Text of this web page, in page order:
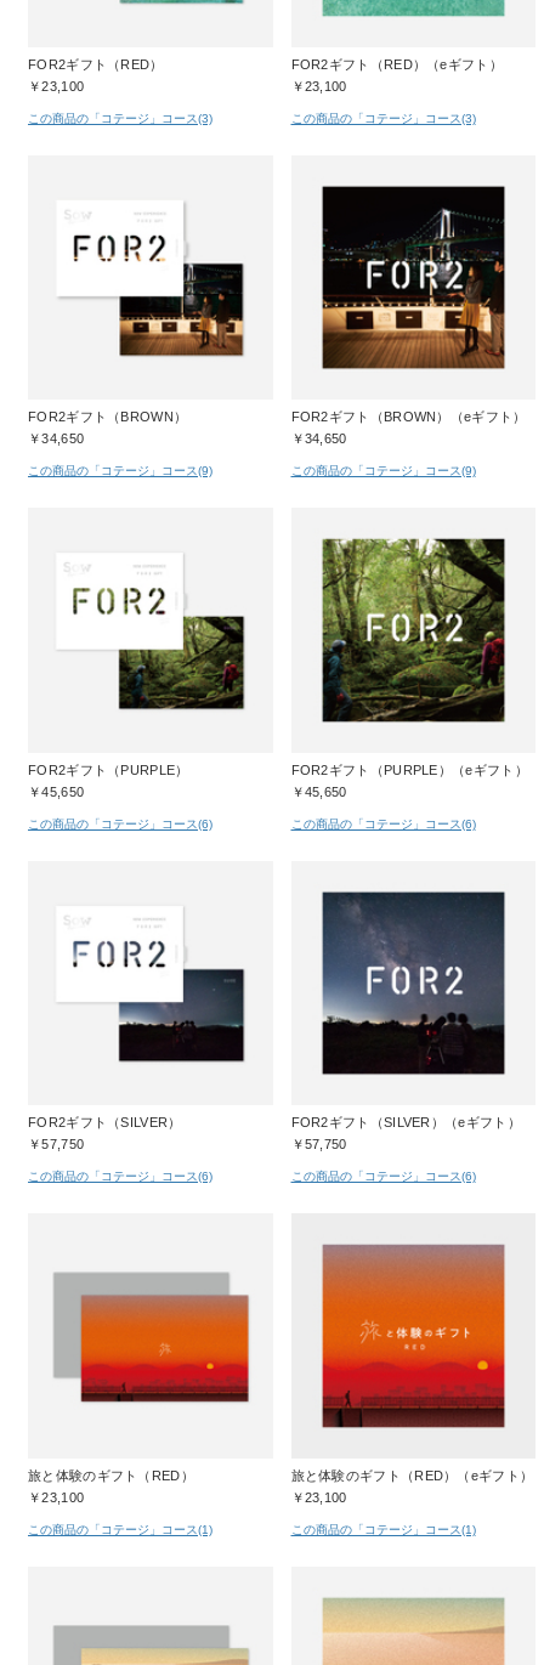
FOR2ギフト（RED）
￥23,100
この商品の「コテージ」コース(3)
FOR2ギフト（RED）（eギフト）
￥23,100
この商品の「コテージ」コース(3)
FOR2ギフト（BROWN）
￥34,650
この商品の「コテージ」コース(9)
FOR2ギフト（BROWN）（eギフト）
￥34,650
この商品の「コテージ」コース(9)
FOR2ギフト（PURPLE）
￥45,650
この商品の「コテージ」コース(6)
FOR2ギフト（PURPLE）（eギフト）
￥45,650
この商品の「コテージ」コース(6)
FOR2ギフト（SILVER）
￥57,750
この商品の「コテージ」コース(6)
FOR2ギフト（SILVER）（eギフト）
￥57,750
この商品の「コテージ」コース(6)
旅と体験のギフト（RED）
￥23,100
この商品の「コテージ」コース(1)
旅と体験のギフト（RED）（eギフト）
￥23,100
この商品の「コテージ」コース(1)